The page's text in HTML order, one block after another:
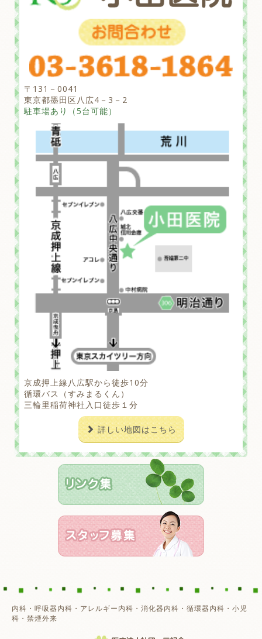
〒131－0041
東京都墨田区八広4－3－2
駐車場あり（5台可能）
京成押上線八広駅から徒歩10分
循環バス（すみまるくん）
三輪里稲荷神社入口徒歩１分
詳しい地図はこちら
内科・呼吸器内科・アレルギー内科・消化器内科・循環器内科・小児
科・禁煙外来